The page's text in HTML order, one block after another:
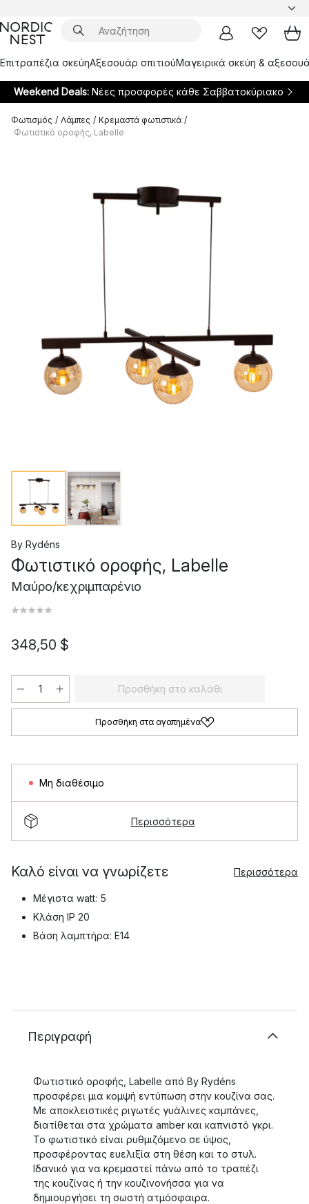
Επιτραπέζια σκεύηΑξεσουάρ σπιτιούΜαγειρικά σκεύη &
Weekend Deals: Νέες προσφορές κάθε Σαββατοκύριακο
Φωτισμός / Λάμπες / Κρεμαστά φωτιστικά /
Φωτιστικό οροφής, Labelle
By Rydéns
Φωτιστικό οροφής, Labelle
Μαύρο/κεχριμπαρένιο
348,50 $
Προσθήκη στο καλάθι
Προσθήκη στα αγαπημένα
Μη διαθέσιμο
Περισσότερα
Καλό είναι να γνωρίζετε Περισσότερα
Μέγιστα watt: 5
Κλάση IP 20
Βάση λαμπτήρα: E14
Περιγραφή
Φωτιστικό οροφής, Labelle από By Rydéns
προσφέρει μια κομψή εντύπωση στην κουζίνα σας.
Με αποκλειστικές ριγωτές γυάλινες καμπάνες,
διατίθεται στα χρώματα amber και καπνιστό γκρι.
Το φωτιστικό είναι ρυθμιζόμενο σε ύψος,
προσφέροντας ευελιξία στη θέση και το στυλ.
Ιδανικό για να κρεμαστεί πάνω από το τραπέζι
της κουζίνας ή την κουζινονήσσα για να
δημιουργήσει τη σωστή ατμόσφαιρα.